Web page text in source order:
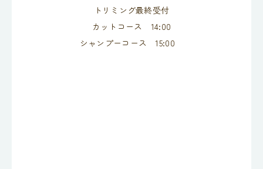
トリミング最終受付
カットコース 14:00
シャンプーコース 15:00